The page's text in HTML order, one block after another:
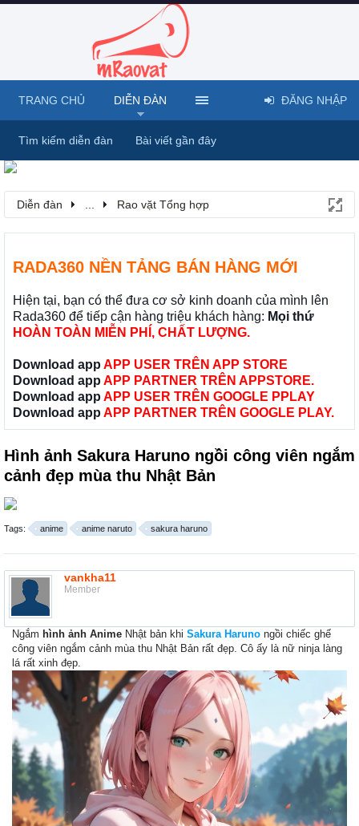
Diễn đàn Rao vặt Tổng hợp
RADA360 NỀN TẢNG BÁN HÀNG MỚI
Hiện tại, bạn có thể đưa cơ sở kinh doanh của mình lên
Rada360 để tiếp cận hàng triệu khách hàng: Mọi thứ
HOÀN TOÀN MIỄN PHÍ, CHẤT LƯỢNG.
Download app APP USER TRÊN APP STORE
Download app APP PARTNER TRÊN APPSTORE.
Download app APP USER TRÊN GOOGLE PPLAY
Download app APP PARTNER TRÊN GOOGLE PLAY.
Hình ảnh Sakura Haruno ngồi công viên ngắm
cảnh đẹp mùa thu Nhật Bản
Tags: anime anime naruto sakura haruno
vankha11
Member
Ngắm hình ảnh Anime Nhật bản khi Sakura Haruno ngồi chiếc ghế
công viên ngắm cảnh mùa thu Nhật Bản rất đẹp. Cô ấy là nữ ninja làng
lá rất xinh đẹp.
TRANG CHỦ DIỄN ĐÀN
Tìm kiếm diễn đàn Bài viết gần đây
ĐĂNG NHẬP